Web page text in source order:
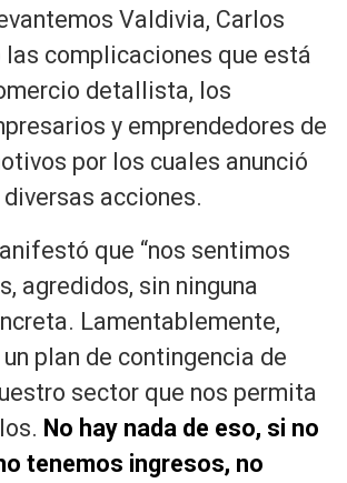
Valdivia, Carlos
las complicaciones que está
detallista, los
y emprendedores de
por los cuales anunció
acciones.
que “nos sentimos
agredidos, sin ninguna
Lamentablemente,
plan de contingencia de
sector que nos permita
No hay nada de eso, si no
tenemos ingresos, no